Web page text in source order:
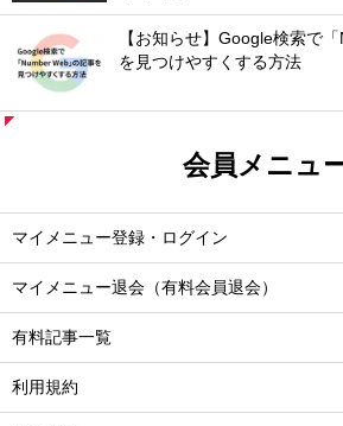
【お知らせ】Google検索で
を見つけやすくする方法
会員メニュ
マイメニュー登録・ログイン
マイメニュー退会（有料会員退会）
有料記事一覧
利用規約